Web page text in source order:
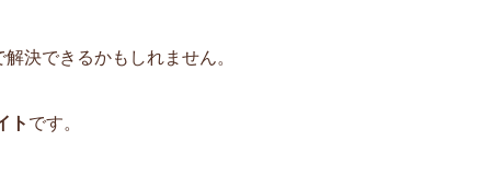
解決できるかもしれません。
ト です。